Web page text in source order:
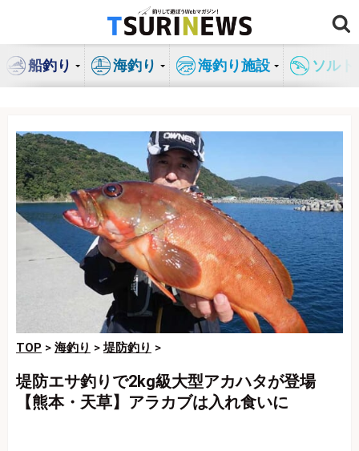
ン
船釣り 海釣り 海釣り施設 ソル
TOP > 海釣り >堤防釣り >
堤防エサ釣りで2kg級大型アカハタが登場
【熊本・天草】アラカブは入れ食いに